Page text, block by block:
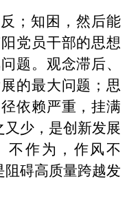
；知困，然后能
党员干部的思想
题。观念滞后、
的最大问题；思
依赖严重，挂满
又少，是创新发展
不作为，作风不
阻碍高质量跨越发